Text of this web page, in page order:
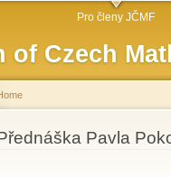
of Czech
Pro členy JČMF
are herePavla